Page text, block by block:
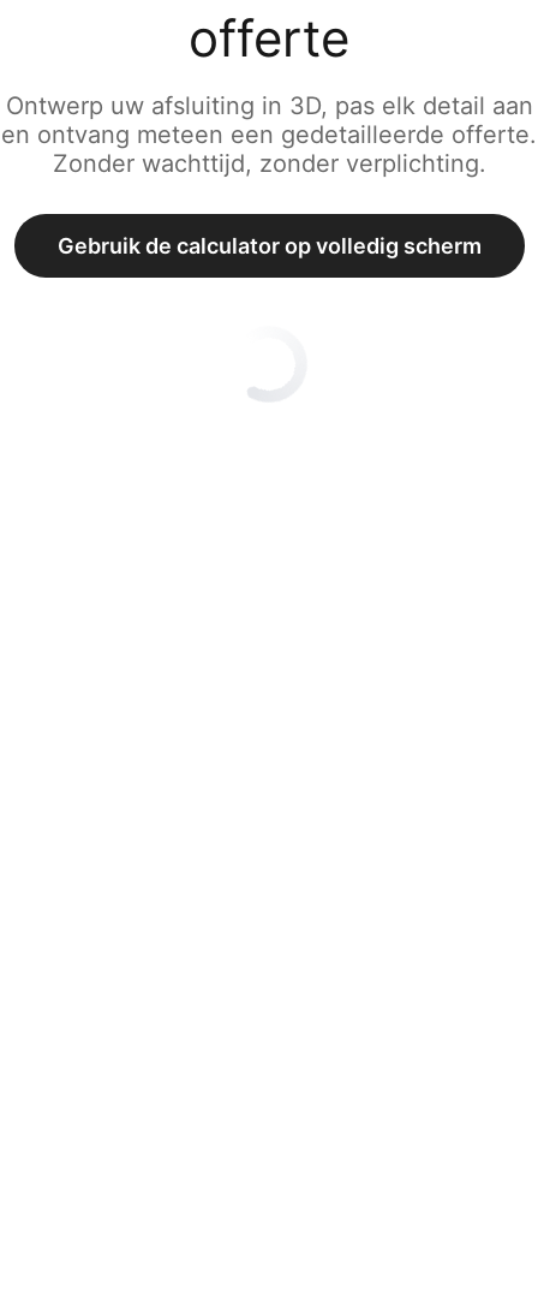
offerte
Ontwerp uw afsluiting in 3D, pas elk detail aan
en ontvang meteen een gedetailleerde offerte.
Zonder wachttijd, zonder verplichting.
Gebruik de calculator op volledig scherm